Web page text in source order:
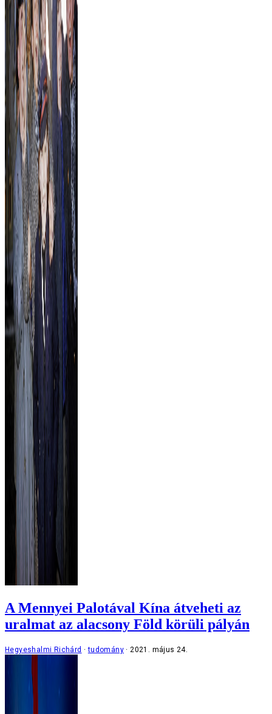
A Mennyei Palotával Kína átveheti az
uralmat az alacsony Föld körüli pályán
Hegyeshalmi Richárd tudomány 2021. május 24.